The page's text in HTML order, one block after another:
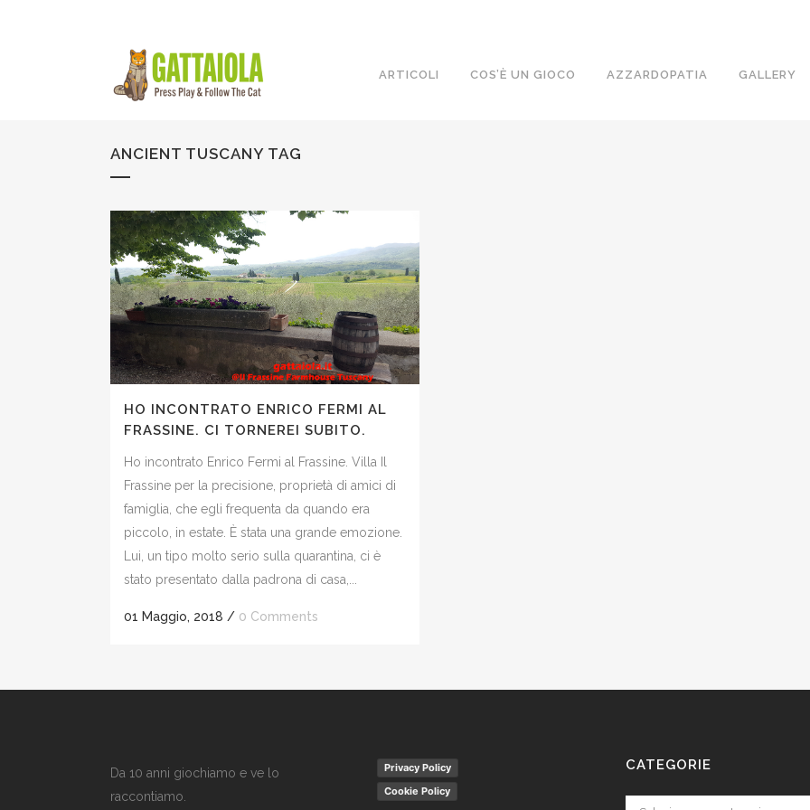
ARTICOLI COS’È UN GIOCO AZZARDOPATIA GALLERY
ANCIENT TUSCANY TAG
HO INCONTRATO ENRICO FERMI AL
FRASSINE. CI TORNEREI SUBITO.
Ho incontrato Enrico Fermi al Frassine. Villa Il
Frassine per la precisione, proprietà di amici di
famiglia, che egli frequenta da quando era
piccolo, in estate. È stata una grande emozione.
Lui, un tipo molto serio sulla quarantina, ci è
stato presentato dalla padrona di casa,...
01 Maggio, 2018 / 0 Comments
Da 10 anni giochiamo e ve lo
raccontiamo.
Privacy Policy
Cookie Policy
CATEGORIE
Categorie